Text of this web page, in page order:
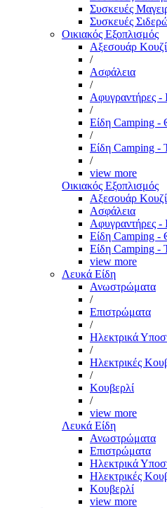
Συσκευές
Συσκευές
Οικιακός Εξοπλισμός
Αξεσουάρ
/
Ασφάλεια
/
Αφυγραντήρες -
/
Είδη Camping -
/
Είδη Camping -
/
view more
Οικιακός Εξοπλισμός
Αξεσουάρ
Ασφάλεια
Αφυγραντήρες -
Είδη Camping -
Είδη Camping -
view more
Λευκά Είδη
Ανωστρώματα
/
Επιστρώματα
/
Ηλεκτρικά
/
Ηλεκτρικές
/
Κουβερλί
/
view more
Λευκά Είδη
Ανωστρώματα
Επιστρώματα
Ηλεκτρικά
Ηλεκτρικές
Κουβερλί
view more